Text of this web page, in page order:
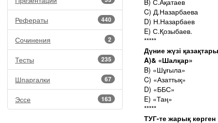
440
Рефераты
2
Сочинения
235
Тесты
67
Шпаргалки
163
Эссе
B) С.Ақатаев
C) Д.Назарбаева
D) Н.Назарбаев
E) С.Қозыбаев.
*****
Дүние жүзі
A)& «Шалқар»
B) «Шұғыла»
C) «Азаттық»
D) «ББС»
E) «Таң»
*****
ТУГ-те жарық